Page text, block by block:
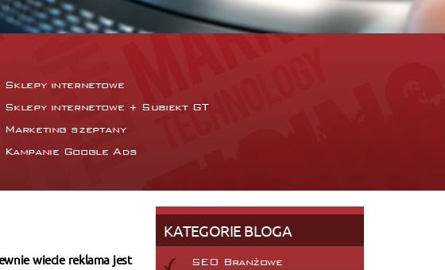
Sklepy internetowe
Sklepy internetowe + Subiekt GT
Marketing szeptany
Kampanie Google Ads
wiecie reklama jest
KATEGORIE BLOGA
SEO Branżowe